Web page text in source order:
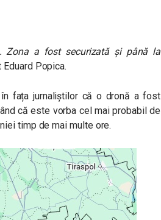
Zona a fost securizată și până la
Eduard Popica.
fața jurnaliștilor că o dronă a fost
că este vorba cel mai probabil de
timp de mai multe ore.